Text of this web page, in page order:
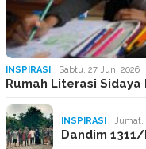
INSPIRASI Sabtu, 27 Juni 2026
Rumah Literasi Sidaya
INSPIRASI Jumat,
Dandim